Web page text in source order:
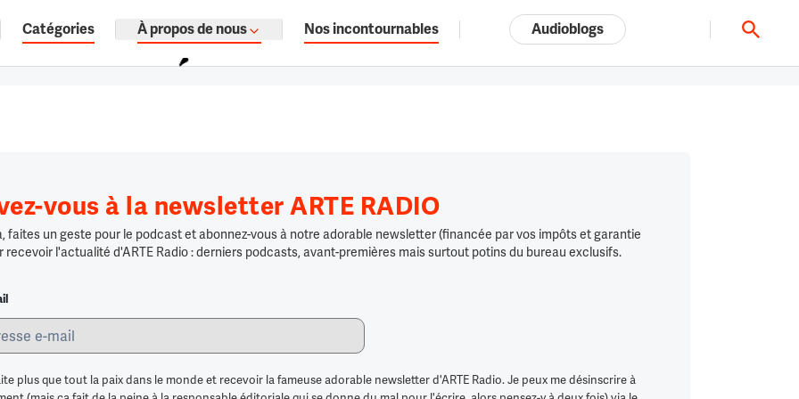
documentaires audio.
Tout l'univers ARTE.tv
Catégories À propos de nous Nos incontournables Audioblogs
vous à la newsletter ARTE RADIO
faites un geste pour le podcast et abonnez-vous à notre adorable newsletter (financée par vos impôts et garantie
recevoir l'actualité d'ARTE Radio : derniers podcasts, avant-premières mais surtout potins du bureau exclusifs.
plus que tout la paix dans le monde et recevoir la fameuse adorable newsletter d'ARTE Radio. Je peux me désinscrire à